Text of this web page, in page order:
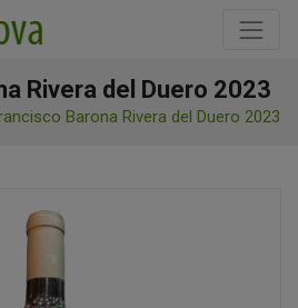
Rivera del Duero 2023
Barona Rivera del Duero 2023